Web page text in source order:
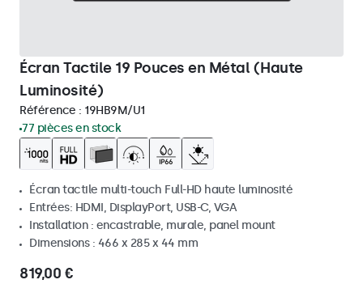
Écran Tactile 19 Pouces en Métal (Haute
Luminosité)
Référence : 19HB9M/U1
77 pièces en stock
Écran tactile multi-touch Full-HD haute luminosité
Entrées: HDMI, DisplayPort, USB-C, VGA
Installation : encastrable, murale, panel mount
Dimensions : 466 x 285 x 44 mm
819,00 €